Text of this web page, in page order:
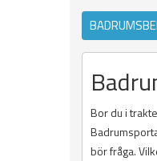
Bor du i
bör fråga.